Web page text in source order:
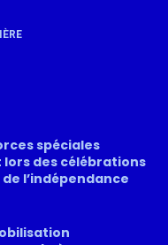
spéciales
des célébrations
l’indépendance